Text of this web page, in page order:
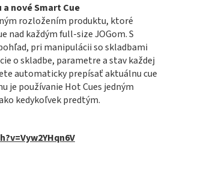
nové Smart Cue
rozložením produktu, ktoré
nad každým full-size JOGom. S
pri manipulácii so skladbami
o skladbe, parametre a stav každej
automaticky prepísať aktuálnu cue
je používanie Hot Cues jedným
kedykoľvek predtým.